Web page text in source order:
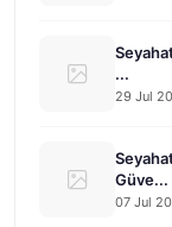
...
29 Jul
Güve...
07 Jul